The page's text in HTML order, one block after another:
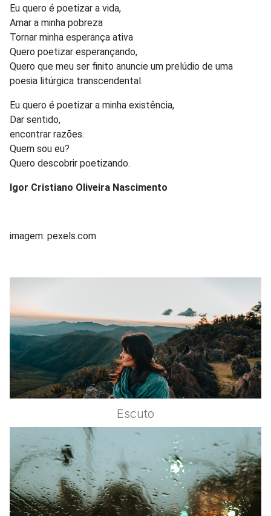
Eu quero é poetizar a vida,
Amar a minha pobreza
Tornar minha esperança ativa
Quero poetizar esperançando,
Quero que meu ser finito anuncie um prelúdio de uma
poesia litúrgica transcendental.
Eu quero é poetizar a minha existência,
Dar sentido,
encontrar razões.
Quem sou eu?
Quero descobrir poetizando.
Igor Cristiano Oliveira Nascimento
imagem: pexels.com
Escuto